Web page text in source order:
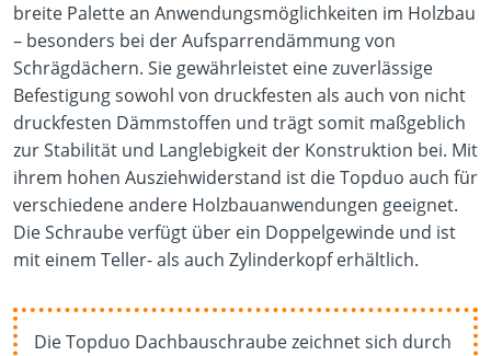
breite Palette an Anwendungsmöglichkeiten im Holzbau
– besonders bei der Aufsparrendämmung von
Schrägdächern. Sie gewährleistet eine zuverlässige
Befestigung sowohl von druckfesten als auch von nicht
druckfesten Dämmstoffen und trägt somit maßgeblich
zur Stabilität und Langlebigkeit der Konstruktion bei. Mit
ihrem hohen Ausziehwiderstand ist die Topduo auch für
verschiedene andere Holzbauanwendungen geeignet.
Die Schraube verfügt über ein Doppelgewinde und ist
mit einem Teller- als auch Zylinderkopf erhältlich.
Die Topduo Dachbauschraube zeichnet sich durch